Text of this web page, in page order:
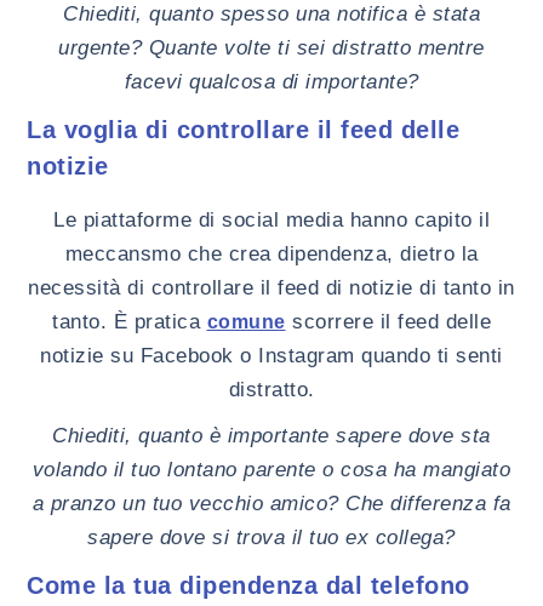
Chiediti, quanto spesso una notifica è stata
urgente? Quante volte ti sei distratto mentre
facevi qualcosa di importante?
La voglia di controllare il feed delle
notizie
Le piattaforme di social media hanno capito il
meccansmo che crea dipendenza, dietro la
necessità di controllare il feed di notizie di tanto in
tanto. È pratica comune scorrere il feed delle
notizie su Facebook o Instagram quando ti senti
distratto.
Chiediti, quanto è importante sapere dove sta
volando il tuo lontano parente o cosa ha mangiato
a pranzo un tuo vecchio amico? Che differenza fa
sapere dove si trova il tuo ex collega?
Come la tua dipendenza dal telefono